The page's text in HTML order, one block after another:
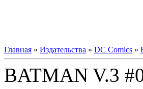
Главная » Издательства » DC Comics »
BATMAN V.3